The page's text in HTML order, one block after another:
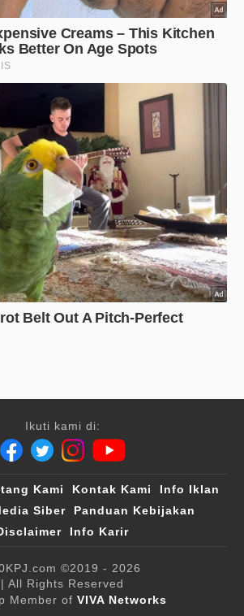
Ikuti kami di:
Kami Kontak Kami
Info Iklan
Siber
Panduan Kebijakan
Info Karir
©2019 - 2026
| All Rights Reserved
Member of VIVA Networks